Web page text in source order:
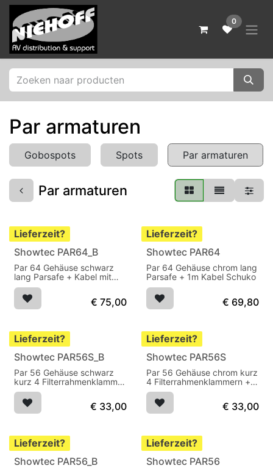
Zum Inhalt springen
0
Par armaturen
Gobospots Spots Par armaturen
Par armaturen
Lieferzeit?
Showtec PAR64_B
Par 64 Gehäuse schwarz
lang Parsafe + Kabel mit
Schuko
€ 75,00
Lieferzeit?
Showtec PAR64
Par 64 Gehäuse chrom lang
Parsafe + 1m Kabel Schuko
€ 69,80
Lieferzeit?
Showtec PAR56S_B
Par 56 Gehäuse schwarz
kurz 4 Filterrahmenklammer
+ 1m Kabel
€ 33,00
Lieferzeit?
Showtec PAR56S
Par 56 Gehäuse chrom kurz
4 Filterrahmenklammern +
1m Kabel
€ 33,00
Lieferzeit?
Showtec PAR56_B
Lieferzeit?
Showtec PAR56